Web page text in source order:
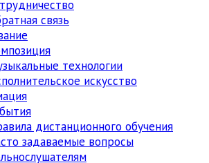
связь
технологии
искусство
дистанционного обучения
задаваемые вопросы